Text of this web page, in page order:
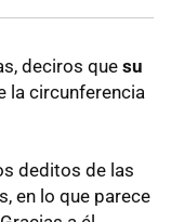
deciros quesu
la circunferencia
deditos de las
en lo que parece